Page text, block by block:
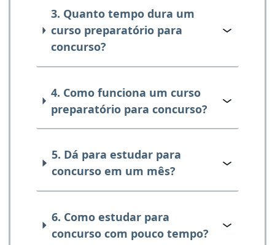
3. Quanto tempo dura um
curso preparatório para
concurso?
4. Como funciona um curso
preparatório para concurso?
5. Dá para estudar para
concurso em um mês?
6. Como estudar para
concurso com pouco tempo?